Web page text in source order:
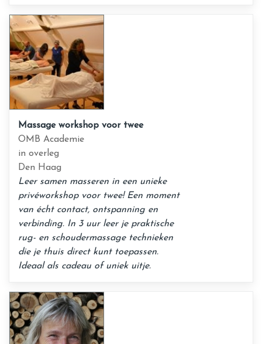
Massage workshop voor twee
OMB Academie
in overleg
Den Haag
Leer samen masseren in een unieke
privéworkshop voor twee! Een moment
van écht contact, ontspanning en
verbinding. In 3 uur leer je praktische
rug- en schoudermassage technieken
die je thuis direct kunt toepassen.
Ideaal als cadeau of uniek uitje.